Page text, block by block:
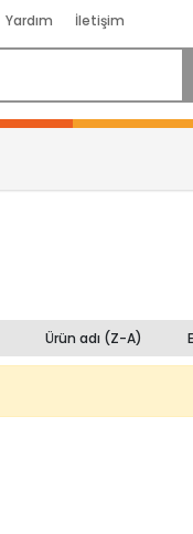
Yardım İletişim
Ürün adı (Z-A)